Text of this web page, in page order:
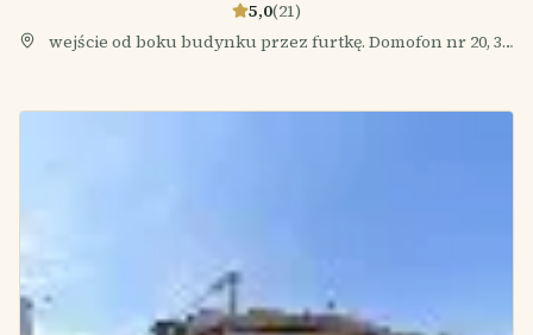
5,0(21)
wejście od boku budynku przez furtkę. Domofon nr 20, 3